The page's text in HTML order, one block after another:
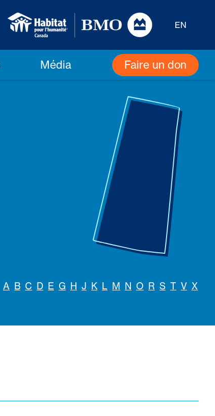
EN
Média Faire un don
A B C D E G H J K L M N O R S T V X